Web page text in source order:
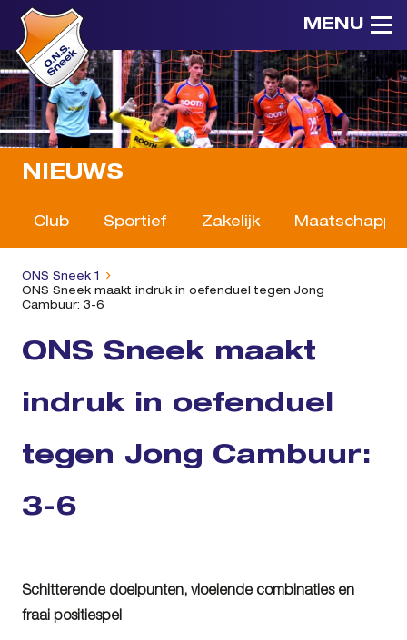
MENU
NIEUWS
Club Sportief Zakelijk
ONS Sneek 1
ONS Sneek maakt indruk in oefenduel tegen Jong
Cambuur: 3-6
ONS Sneek maakt
indruk in oefenduel
tegen Jong Cambuur:
3-6
Schitterende doelpunten, vloeiende combinaties en
fraai positiespel